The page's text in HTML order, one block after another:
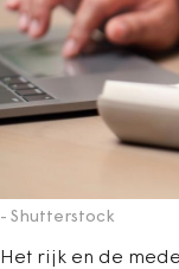
- Shutterstock
Het rijk en de